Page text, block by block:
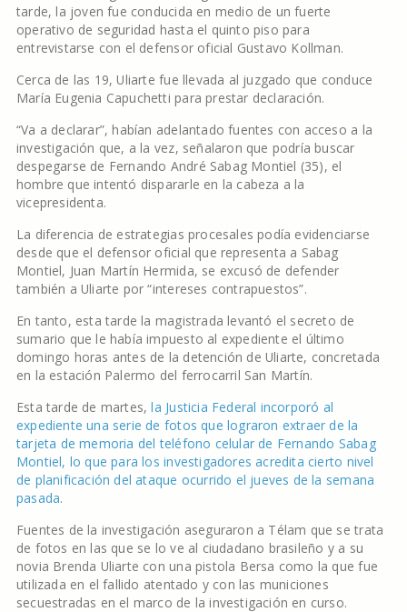
tarde, la joven fue conducida en medio de un fuerte
operativo de seguridad hasta el quinto piso para
entrevistarse con el defensor oficial Gustavo Kollman.
Cerca de las 19, Uliarte fue llevada al juzgado que conduce
María Eugenia Capuchetti para prestar declaración.
“Va a declarar”, habían adelantado fuentes con acceso a la
investigación que, a la vez, señalaron que podría buscar
despegarse de Fernando André Sabag Montiel (35), el
hombre que intentó dispararle en la cabeza a la
vicepresidenta.
La diferencia de estrategias procesales podía evidenciarse
desde que el defensor oficial que representa a Sabag
Montiel, Juan Martín Hermida, se excusó de defender
también a Uliarte por “intereses contrapuestos”.
En tanto, esta tarde la magistrada levantó el secreto de
sumario que le había impuesto al expediente el último
domingo horas antes de la detención de Uliarte, concretada
en la estación Palermo del ferrocarril San Martín.
Esta tarde de martes,la Justicia Federal incorporó al
expediente una serie de fotos que lograron extraer de la
tarjeta de memoria del teléfono celular de Fernando Sabag
Montiel, lo que para los investigadores acredita cierto nivel
de planificación del ataque ocurrido el jueves de la semana
pasada.
Fuentes de la investigación aseguraron a Télam que se trata
de fotos en las que se lo ve al ciudadano brasileño y a su
novia Brenda Uliarte con una pistola Bersa como la que fue
utilizada en el fallido atentado y con las municiones
secuestradas en el marco de la investigación en curso.